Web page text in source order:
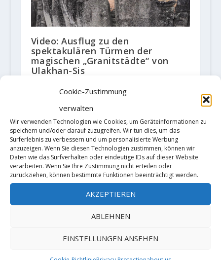
Cookie-Zustimmung
verwalten
Wir verwenden Technologien wie Cookies, um Geräteinformationen zu
speichern und/oder darauf zuzugreifen. Wir tun dies, um das
Surferlebnis zu verbessern und um personalisierte Werbung
anzuzeigen. Wenn Sie diesen Technologien zustimmen, können wir
Daten wie das Surfverhalten oder eindeutige IDs auf dieser Website
verarbeiten. Wenn Sie Ihre Zustimmung nicht erteilen oder
zurückziehen, können bestimmte Funktionen beeinträchtigt werden.
AKZEPTIEREN
ABLEHNEN
EINSTELLUNGEN ANSEHEN
Video: Ausflug zu den
spektakulären Türmen der
magischen „Granitstädte“ von
Ulakhan-Sis
HINTERLASSE EINE ANTWORT
Deine E-Mail-Adresse wird nicht
veröffentlicht. Erforderliche Felder
sind mit*markiert